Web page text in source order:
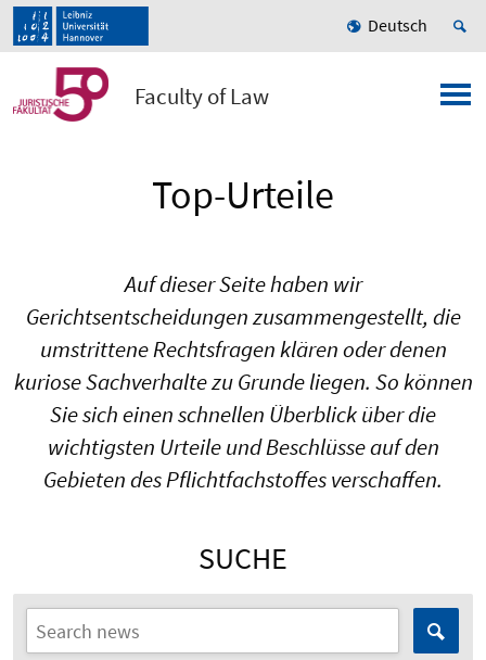
Deutsch
Faculty of Law
Top-Urteile
Auf dieser Seite haben wir
Gerichtsentscheidungen zusammengestellt, die
umstrittene Rechtsfragen klären oder denen
kuriose Sachverhalte zu Grunde liegen. So können
Sie sich einen schnellen Überblick über die
wichtigsten Urteile und Beschlüsse auf den
Gebieten des Pflichtfachstoffes verschaffen.
SUCHE